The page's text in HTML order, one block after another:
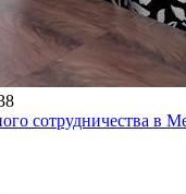
сотрудничества в